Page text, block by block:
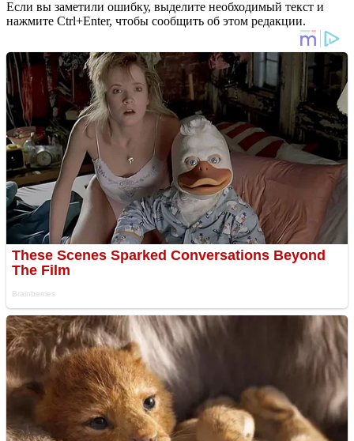
Если вы заметили ошибку, выделите необходимый текст и
нажмите Ctrl+Enter, чтобы сообщить об этом редакции.